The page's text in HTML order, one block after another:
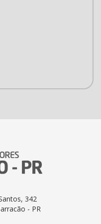
342
- PR